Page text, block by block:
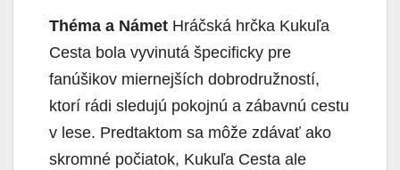
Théma a Námet Hráčská hrčka Kukuľa
Cesta bola vyvinutá špecificky pre
fanúšikov miernejších dobrodružností,
ktorí rádi sledujú pokojnú a zábavnú cestu
v lese. Predtaktom sa môže zdávať ako
skromné počiatok, Kukuľa Cesta ale